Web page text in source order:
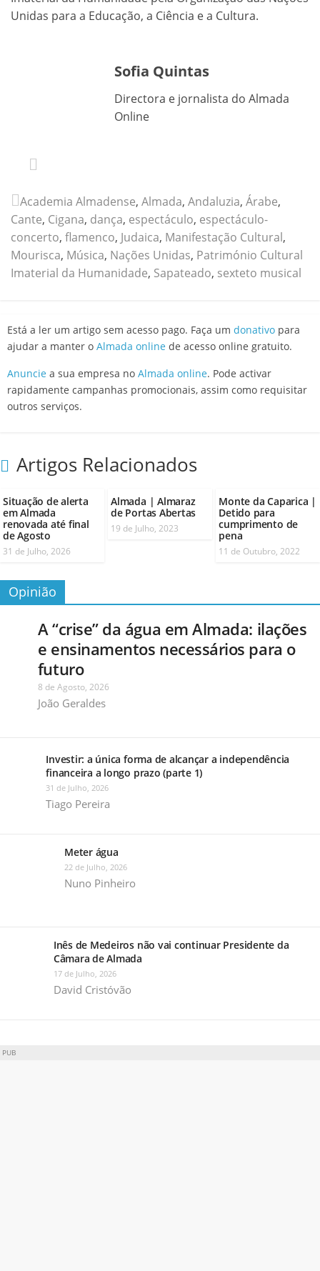
Unidas para a Educação, a Ciência e a Cultura.
Sofia Quintas
Directora e jornalista do Almada
Online
Academia Almadense, Almada, Andaluzia, Árabe,
Cante, Cigana, dança, espectáculo, espectáculo-
concerto, flamenco, Judaica, Manifestação Cultural,
Mourisca, Música, Nações Unidas, Património Cultural
Imaterial da Humanidade, Sapateado, sexteto musical
Está a ler um artigo sem acesso pago. Faça um donativo para
ajudar a manter o Almada online de acesso online gratuito.
Anuncie a sua empresa no Almada online. Pode activar
rapidamente campanhas promocionais, assim como requisitar
outros serviços.
Artigos Relacionados
Situação de alerta
em Almada
renovada até final
de Agosto
31 de Julho, 2026
Almada | Almaraz
de Portas Abertas
19 de Julho, 2023
Monte da Caparica |
Detido para
cumprimento de
pena
11 de Outubro, 2022
Opinião
A “crise” da água em Almada: ilações
e ensinamentos necessários para o
futuro
8 de Agosto, 2026
João Geraldes
Investir: a única forma de alcançar a independência
financeira a longo prazo (parte 1)
31 de Julho, 2026
Tiago Pereira
Meter água
22 de Julho, 2026
Nuno Pinheiro
Inês de Medeiros não vai continuar Presidente da
Câmara de Almada
17 de Julho, 2026
David Cristóvão
PUB